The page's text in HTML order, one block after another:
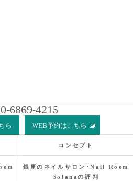
6869-4215
ら WEB予約はこちら
コンセプト
銀座のネイルサロン･Nail Room
Solanaの評判